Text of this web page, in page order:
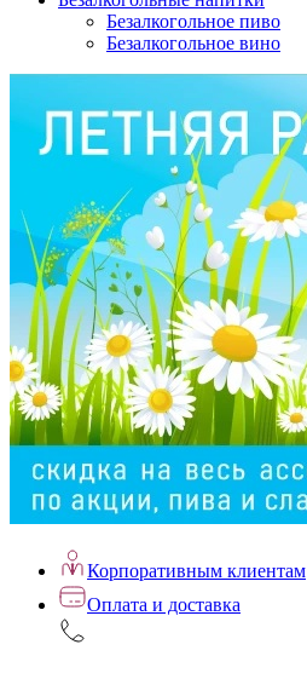
Безалкогольное пиво
Безалкогольное вино
Корпоративным клиентам
Оплата и доставка